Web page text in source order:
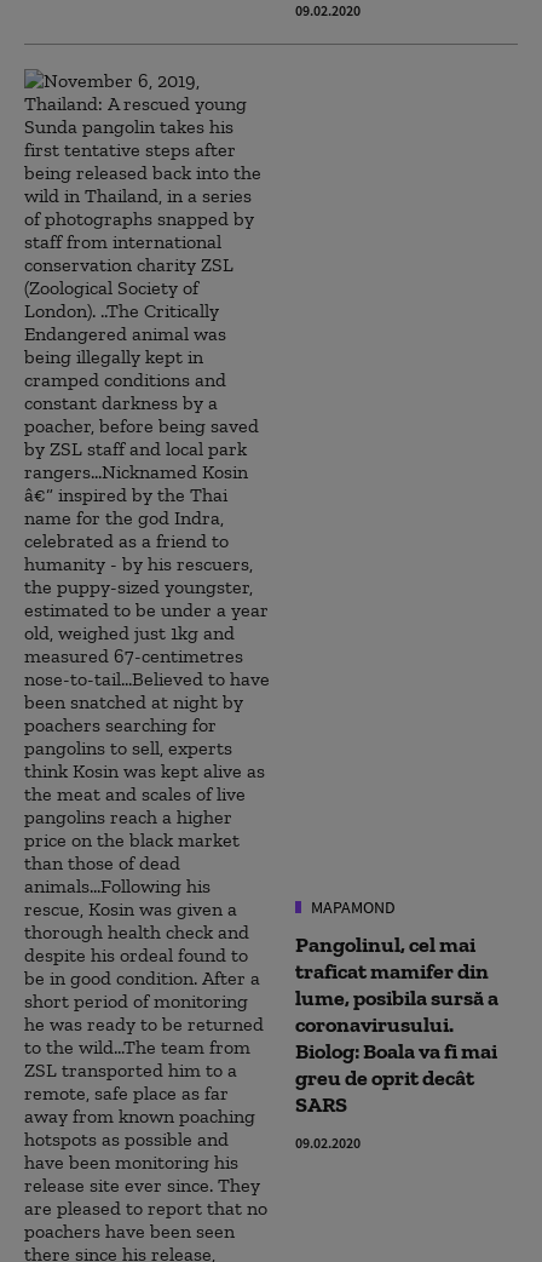
09.02.2020
MAPAMOND
Pangolinul, cel mai
traficat mamifer din
lume, posibila sursă a
coronavirusului.
Biolog: Boala va fi mai
greu de oprit decât
SARS
09.02.2020